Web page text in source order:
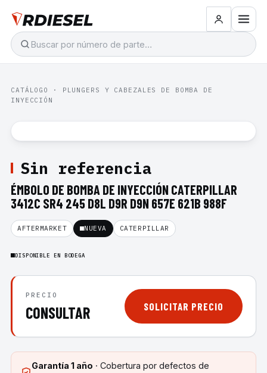
CATÁLOGO · PLUNGERS Y CABEZALES DE BOMBA DE
INYECCIÓN
Sin referencia
ÉMBOLO DE BOMBA DE INYECCIÓN CATERPILLAR
3412C SR4 245 D8L D9R D9N 657E 621B 988F
AFTERMARKET NUEVA CATERPILLAR
DISPONIBLE EN BODEGA
PRECIO
CONSULTAR SOLICITAR PRECIO
Garantía 1 año · Cobertura por defectos de